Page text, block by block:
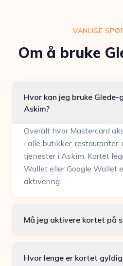
VANLIGE
Om å bruke
Hvor kan jeg bruke
Askim?
Overalt hvor Mastercard
i alle butikker,
tjenester i Askim. Kortet
Wallet eller Google Wallet
aktivering.
Må jeg aktivere kortet på
Hvor lenge er kortet